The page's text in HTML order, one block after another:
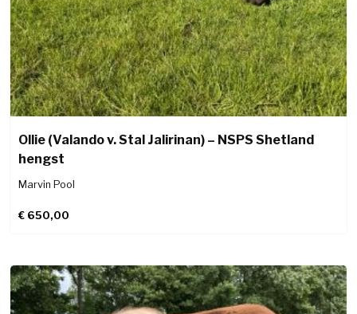
Ollie (Valando v. Stal Jalirinan) – NSPS Shetland
hengst
Marvin Pool
€ 650,00